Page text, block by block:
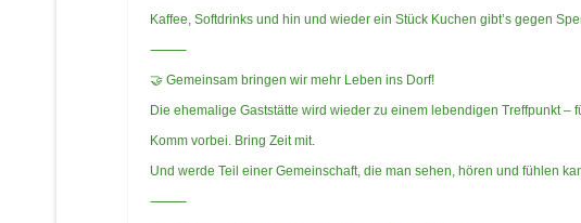
Kaffee, Softdrinks und hin und wieder ein Stück Kuchen gibt’s gegen
⸻
🤝 Gemeinsam bringen wir mehr Leben ins Dorf!
Die ehemalige Gaststätte wird wieder zu einem lebendigen Treffpunkt
Komm vorbei. Bring Zeit mit.
Und werde Teil einer Gemeinschaft, die man sehen, hören und fühlen
⸻